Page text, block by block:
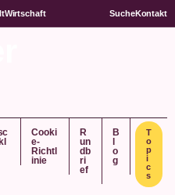
Wirtschaft SucheKontakt
Cooki
e-
Richtl
inie
R
un
db
ri
ef
B
o
g
T
o
p
i
c
s